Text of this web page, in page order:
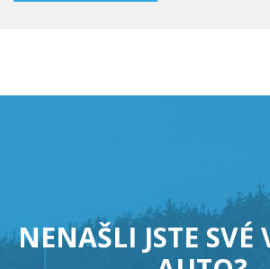
NENAŠLI JSTE SVÉ